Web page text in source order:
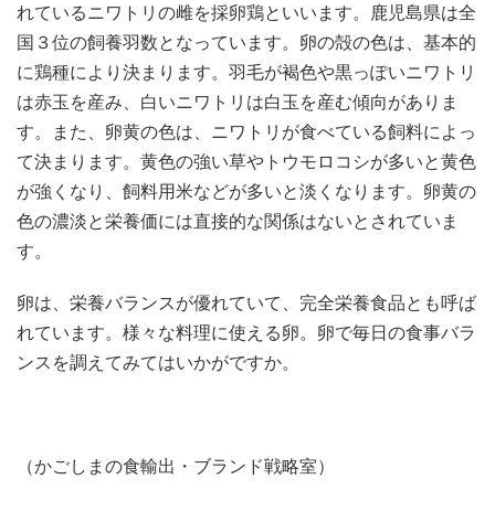
れているニワトリの雌を採卵鶏といいます。鹿児島県は全
国３位の飼養羽数となっています。卵の殻の色は、基本的
に鶏種により決まります。羽毛が褐色や黒っぽいニワトリ
は赤玉を産み、白いニワトリは白玉を産む傾向がありま
す。また、卵黄の色は、ニワトリが食べている飼料によっ
て決まります。黄色の強い草やトウモロコシが多いと黄色
が強くなり、飼料用米などが多いと淡くなります。卵黄の
色の濃淡と栄養価には直接的な関係はないとされていま
す。
卵は、栄養バランスが優れていて、完全栄養食品とも呼ば
れています。様々な料理に使える卵。卵で毎日の食事バラ
ンスを調えてみてはいかがですか。
（かごしまの食輸出・ブランド戦略室）